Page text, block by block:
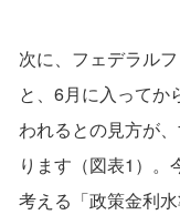
次に、フェデラル
と、6月に入ってか
われるとの見方が
ります（図表1）。
考える「政策金利